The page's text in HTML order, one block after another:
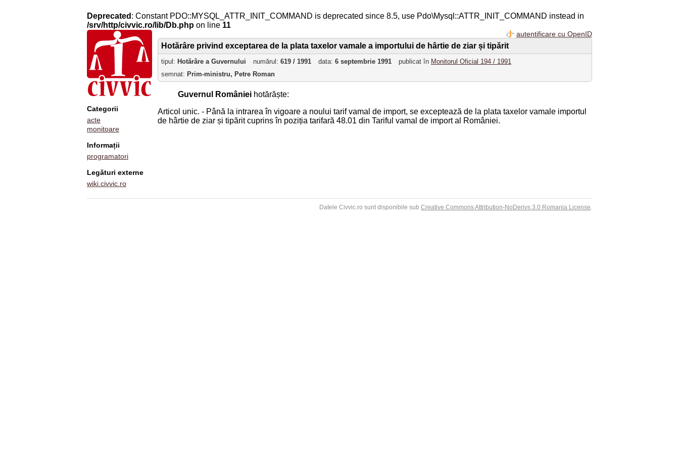
Deprecated : Constant PDO::MYSQL_ATTR_INIT_COMMAND is deprecated since 8.5, use Pdo\Mysql::ATTR_INIT_COMMAND instead in
/srv/http/civvic.ro/lib/Db.php on line 11
Categorii
acte
monitoare
Informații
programatori
Legături externe
wiki.civvic.ro
autentificare cu OpenID
Hotărâre privind exceptarea de la plata taxelor vamale a importului de hârtie de ziar și tipărit
tipul: Hotărâre a Guvernului numărul: 619 / 1991 data: 6 septembrie 1991 publicat în Monitorul Oficial 194 / 1991
semnat: Prim-ministru, Petre Roman
Guvernul României hotărăște:
Articol unic. - Până la intrarea în vigoare a noului tarif vamal de import, se exceptează de la plata taxelor vamale importul
de hârtie de ziar și tipărit cuprins în poziția tarifară 48.01 din Tariful vamal de import al României.
Datele Civvic.ro sunt disponibile sub Creative Commons Attribution-NoDerivs 3.0 Romania License.